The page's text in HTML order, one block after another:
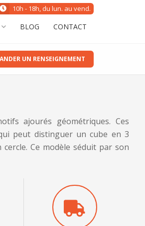
10h - 18h, du lun. au vend.
BLOG CONTACT
UN RENSEIGNEMENT
ajourés géométriques. Ces
peut distinguer un cube en 3
Ce modèle séduit par son